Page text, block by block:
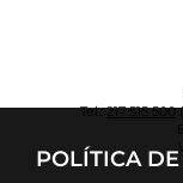
POLÍTICA
Tel.:217 515 500